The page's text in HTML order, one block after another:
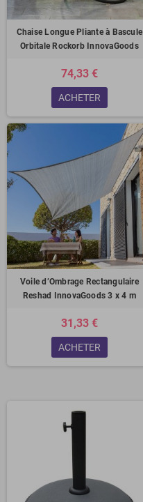
Chaise Longue Pliante à Bascule
Orbitale Rockorb InnovaGoods
74,33 €
ACHETER
Voile d’Ombrage Rectangulaire
Reshad InnovaGoods 3 x 4 m
31,33 €
ACHETER